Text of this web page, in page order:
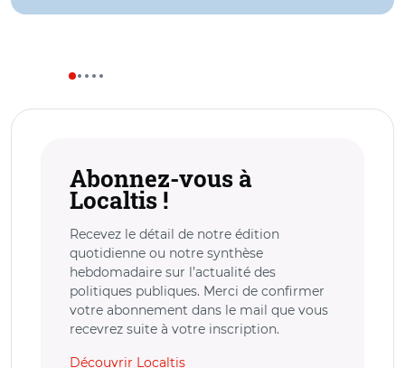
Abonnez-vous à
Localtis !
Recevez le détail de notre édition
quotidienne ou notre synthèse
hebdomadaire sur l’actualité des
politiques publiques. Merci de confirmer
votre abonnement dans le mail que vous
recevrez suite à votre inscription.
Découvrir Localtis